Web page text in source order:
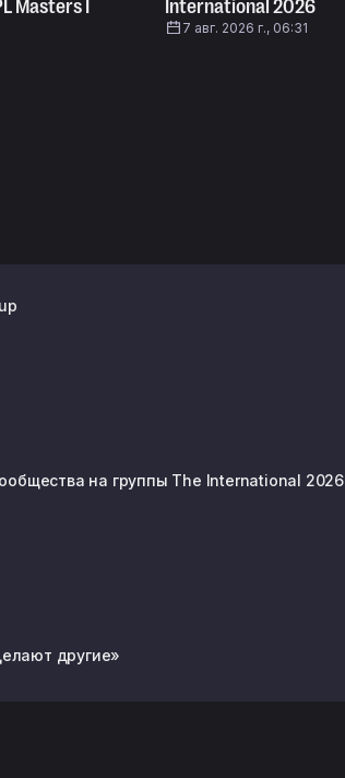
Masters I
International 2026
7 авг. 2026 г., 06:31
на группы The International 2026
другие»